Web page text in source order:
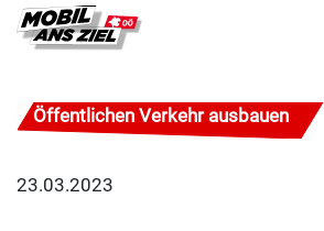
Öffentlichen Verkehr ausbauen
23.03.2023